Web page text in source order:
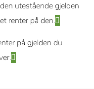
utestående gjelden
renter på den.
på gjelden du